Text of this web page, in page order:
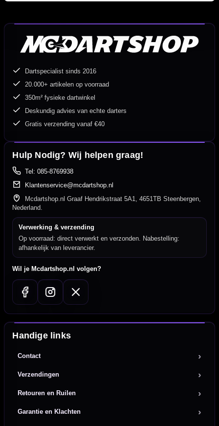
Dartspecialist sinds 2016
20.000+ artikelen op voorraad
350m² fysieke dartwinkel
Deskundig advies van echte darters
Gratis verzending vanaf €40
Hulp Nodig? Wij helpen graag!
Tel: 085-8769938
Klantenservice@mcdartshop.nl
Mcdartshop.nl Graaf Hendrikstraat 5A1, 4651TB Steenbergen,
Nederland.
Verwerking & verzending
Op voorraad: direct verwerkt en verzonden. Nabestelling:
afhankelijk van leverancier.
Wil je Mcdartshop.nl volgen?
Handige links
Contact
Verzendingen
Retouren en Ruilen
Garantie en Klachten